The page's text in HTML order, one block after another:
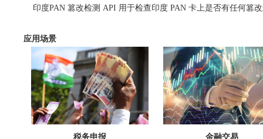
印度PAN 篡改检测 API 用于检查印度 PAN 卡上是否有任何篡
应用场景
税务申报 金融交易